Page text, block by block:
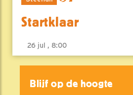
Startklaar
26 jul , 8:00
Blijf op de hoogte